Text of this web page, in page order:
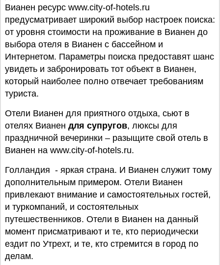
Вианен ресурс www.city-of-hotels.ru
предусматривает широкий выбор настроек поиска:
от уровня стоимости на проживание в Вианен до
выбора отеля в Вианен с бассейном и
Интернетом. Параметры поиска предоставят шанс
увидеть и забронировать тот объект в Вианен,
который наиболее полно отвечает требованиям
туриста.
Отели Вианен для приятного отдыха, сьют в
отелях Вианен для супругов, люксы для
праздничной вечеринки – разыщите свой отель в
Вианен на www.city-of-hotels.ru.
Голландия - яркая страна. И Вианен служит тому
дополнительным примером. Отели Вианен
привлекают внимание и самостоятельных гостей,
и туркомпаний, и состоятельных
путешественников. Отели в Вианен на данный
момент присматривают и те, кто периодически
ездит по Утрехт, и те, кто стремится в город по
делам.